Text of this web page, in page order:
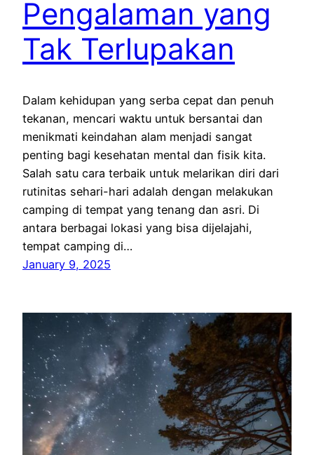
Pengalaman yang
Tak Terlupakan
Dalam kehidupan yang serba cepat dan penuh
tekanan, mencari waktu untuk bersantai dan
menikmati keindahan alam menjadi sangat
penting bagi kesehatan mental dan fisik kita.
Salah satu cara terbaik untuk melarikan diri dari
rutinitas sehari-hari adalah dengan melakukan
camping di tempat yang tenang dan asri. Di
antara berbagai lokasi yang bisa dijelajahi,
tempat camping di…
January 9, 2025